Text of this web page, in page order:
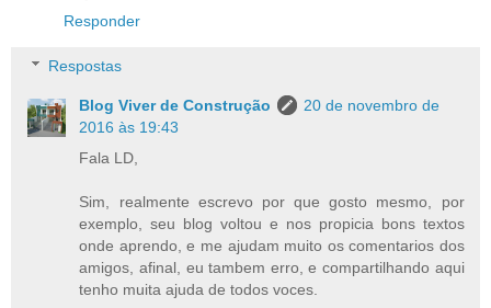
Responder
Respostas
Blog Viver de Construção
20 de novembro de
2016 às 19:43
Fala LD,
Sim, realmente escrevo por que gosto mesmo, por
exemplo, seu blog voltou e nos propicia bons textos
onde aprendo, e me ajudam muito os comentarios dos
amigos, afinal, eu tambem erro, e compartilhando aqui
tenho muita ajuda de todos voces.